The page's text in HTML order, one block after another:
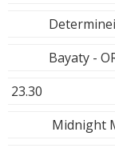
Bayaty -
23.30
Midnight